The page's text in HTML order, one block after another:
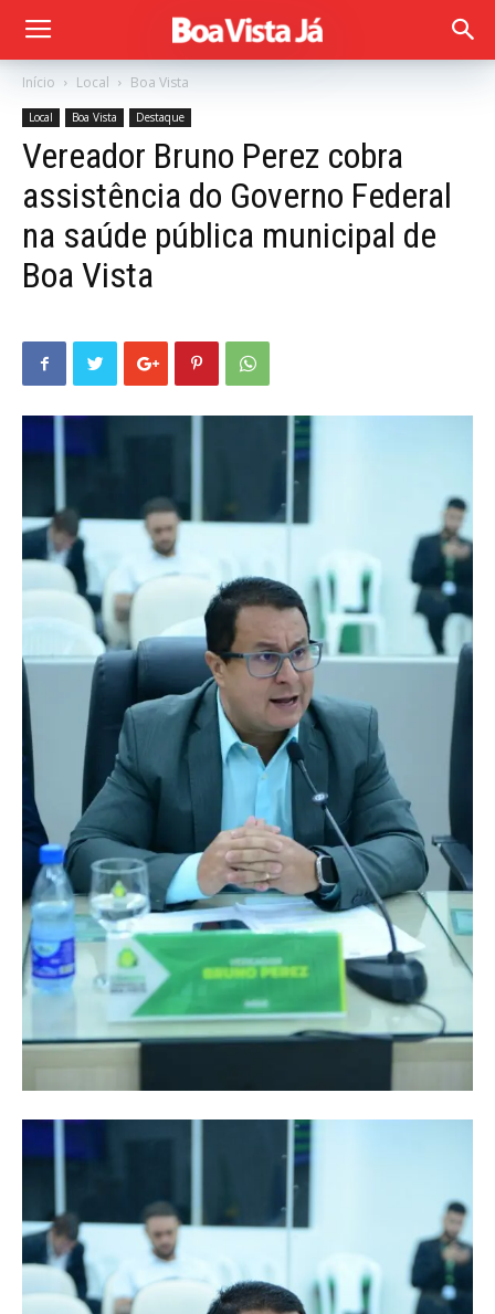
Início Local Boa Vista
Local Boa Vista Destaque
Vereador Bruno Perez cobra
assistência do Governo Federal
na saúde pública municipal de
Boa Vista